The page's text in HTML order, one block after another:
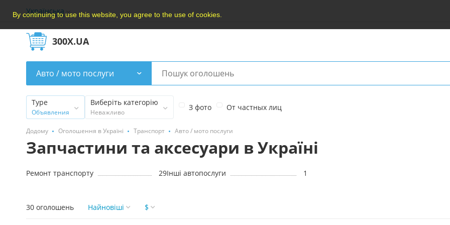
By continuing to use this website, you agree to the use of cookies.
Українська
300X.UA
Авто / мото послуги
Type
Объявления
Виберіть категорію
Неважливо
З фото От частных лиц
Додому Оголошення в Україні Транспорт Авто / мото послуги
Запчастини та аксесуари в Україні
Ремонт транспорту 29Інші автопослуги 1
30 оголошень Найновішi $